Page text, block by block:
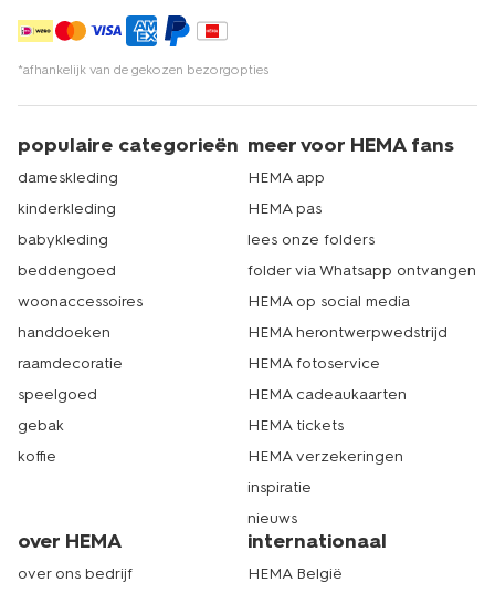
*afhankelijk van de gekozen bezorgopties
populaire categorieën
dameskleding
kinderkleding
babykleding
beddengoed
woonaccessoires
handdoeken
raamdecoratie
speelgoed
gebak
koffie
meer voor HEMA fans
HEMA app
HEMA pas
lees onze folders
folder via Whatsapp ontvangen
HEMA op social media
HEMA herontwerpwedstrijd
HEMA fotoservice
HEMA cadeaukaarten
HEMA tickets
HEMA verzekeringen
inspiratie
nieuws
over HEMA
over ons bedrijf
internationaal
HEMA België